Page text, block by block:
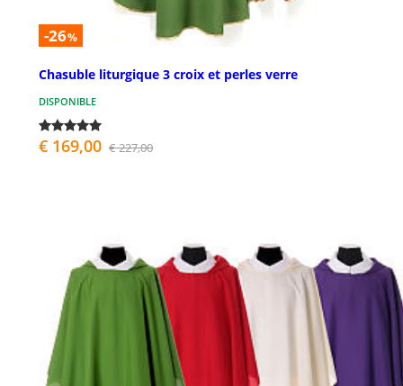
-26%
Chasuble liturgique 3 croix et perles verre
DISPONIBLE
€ 169,00 € 227,00